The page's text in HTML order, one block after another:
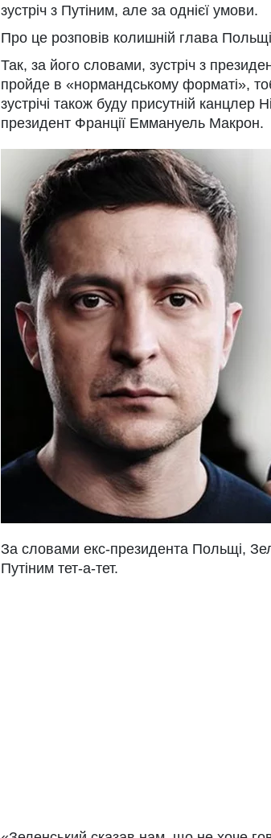
зустріч з Путіним, але за однієї умови.
Про це розповів колишній глава
Так, за його словами, зустріч з
пройде в «нормандському форматі»,
зустрічі також буду присутній канцлер
президент Франції Еммануель Макрон.
За словами екс-президента Польщі,
Путіним тет-а-тет.